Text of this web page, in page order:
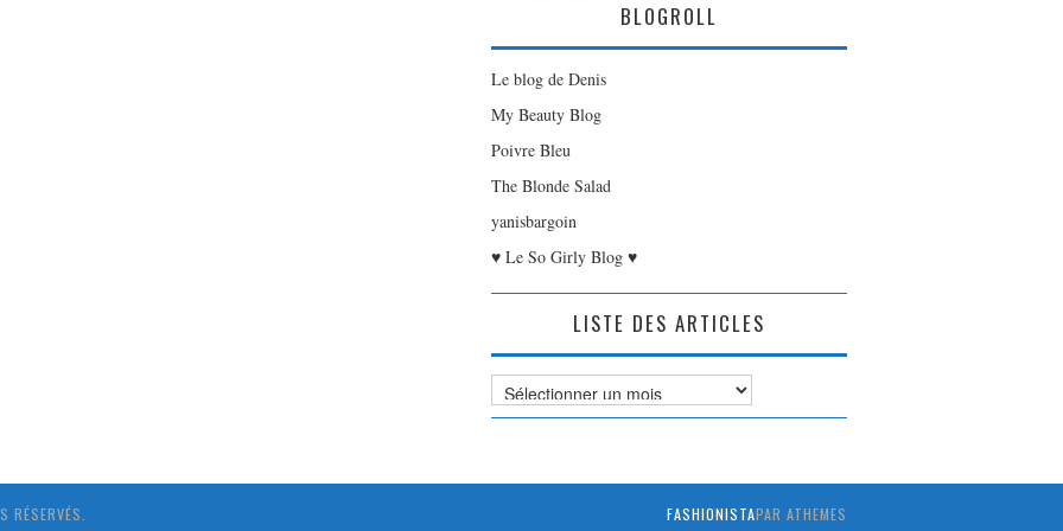
BLOGROLL
Le blog de Denis
My Beauty Blog
Poivre Bleu
The Blonde Salad
yanisbargoin
♥ Le So Girly Blog ♥
LISTE DES ARTICLES
Liste
des
RÉSERVÉS. FASHIONISTAPAR ATHEMES